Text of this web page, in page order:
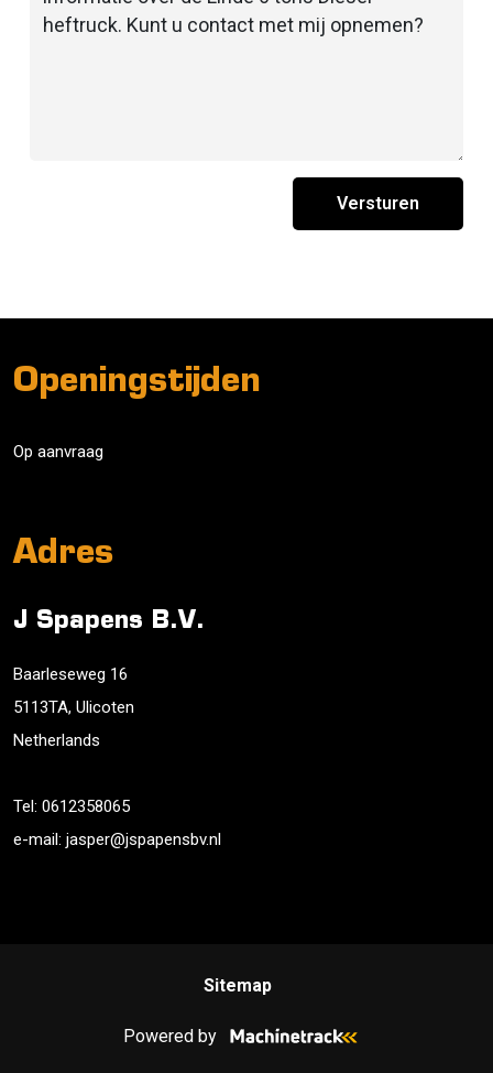
Versturen
Openingstijden
Op aanvraag
Adres
J Spapens B.V.
Baarleseweg 16
5113TA, Ulicoten
Netherlands
Tel: 0612358065
e-mail: jasper@jspapensbv.nl
Sitemap
Powered by